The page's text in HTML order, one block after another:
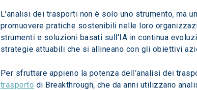
L'analisi dei trasporti non è solo uno strumento, ma
promuovere pratiche sostenibili nelle loro
strumenti e soluzioni basati sull'IA in continua
strategie attuabili che si allineano con gli obiettivi
Per sfruttare appieno la potenza dell'analisi dei
trasporto di Breakthrough, che da anni utilizzano